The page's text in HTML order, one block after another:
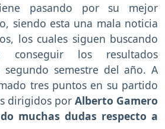
pasando por su mejor
siendo esta una mala noticia
los cuales siguen buscando
conseguir los resultados
segundo semestre del año. A
tres puntos en su partido
dirigidos por Alberto Gamero
muchas dudas respecto a